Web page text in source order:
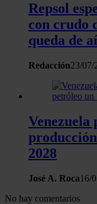
Repsol
con crudo
queda de
Redacción23/07/
2028
José A. Roca16/
No hay comentarios